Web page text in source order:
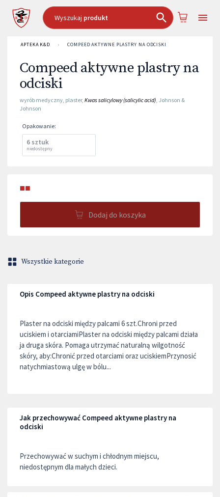
Wyszukaj produkt
APTEKA K&D › COMPEED AKTYWNE PLASTRY NA ODCISKI
Compeed aktywne plastry na
odciski
wyrób medyczny, plaster, Kwas salicylowy (salicylic acid), Johnson &
Johnson
Opakowanie:
6 sztuk
niedostępny
■■
Dodaj do koszyka
Wszystkie kategorie
Opis Compeed aktywne plastry na odciski
Plaster na odciski między palcami 6 szt.Chroni przed
uciskiem i otarciamiPlaster na odciski między palcami działa
ja druga skóra. Pomaga utrzymać naturalną wilgotność
skóry, aby:Chronić przed otarciami oraz uciskiemPrzynosić
natychmiastową ulgę w bólu...
Jak przechowywać Compeed aktywne plastry na
odciski
Przechowywać w suchym i chłodnym miejscu,
niedostępnym dla małych dzieci.